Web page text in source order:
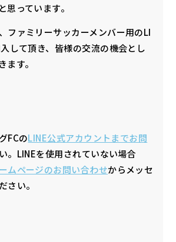
思っています。
ファミリーサッカーメンバー用のLI
して頂き、皆様の交流の機会とし
ます。
FCのLINE公式アカウントまでお問
。LINEを使用されていない場合
ムページのお問い合わせからメッセ
さい。